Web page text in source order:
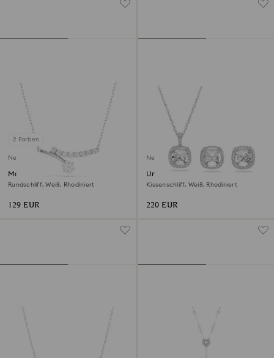
2 Farben
Neu
Matrix Halskette
Rundschliff, Weiß, Rhodiniert
129 EUR
Neu
Una Angelic Set
Kissenschliff, Weiß, Rhodiniert
220 EUR